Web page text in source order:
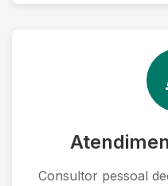
Consultor pessoal